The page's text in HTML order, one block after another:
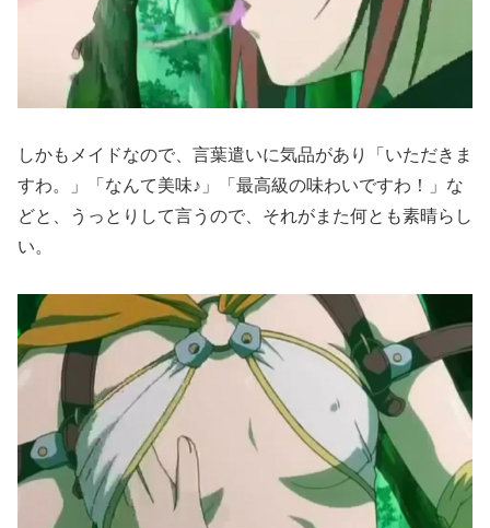
しかもメイドなので、言葉遣いに気品があり「いただきま
すわ。」「なんて美味♪」「最高級の味わいですわ！」な
どと、うっとりして言うので、それがまた何とも素晴らし
い。